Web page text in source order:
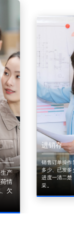
产
情
欠
进销存
销售订单操作
多少、已发多
进度一清二楚
采。